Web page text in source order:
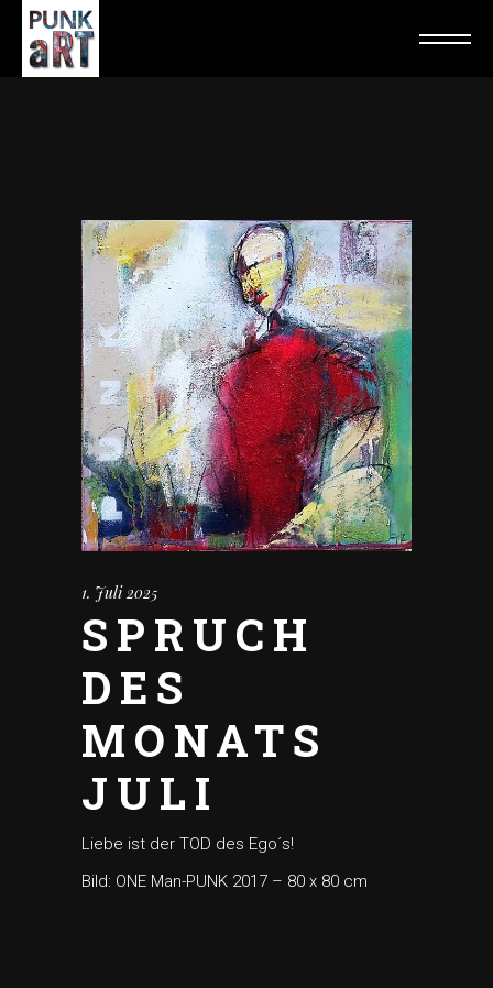
1. Juli 2025
SPRUCH
DES
MONATS
JULI
Liebe ist der TOD des Ego´s!
Bild: ONE Man-PUNK 2017 – 80 x 80 cm